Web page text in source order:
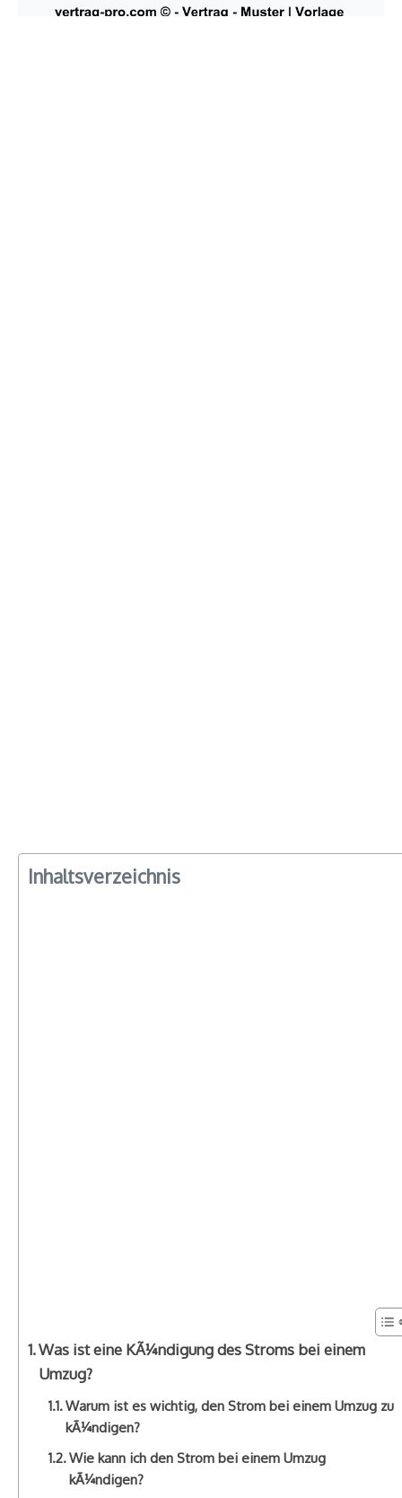
Inhaltsverzeichnis
Was ist eine KÃ¼ndigung des Stroms bei einem
Umzug?
Warum ist es wichtig, den Strom bei einem Umzug zu
kÃ¼ndigen?
Wie kann ich den Strom bei einem Umzug
kÃ¼ndigen?